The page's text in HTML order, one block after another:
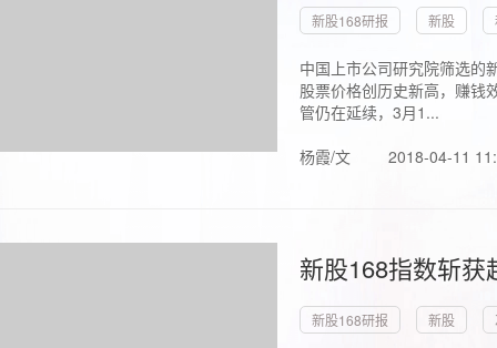
新股168研报 新股
中国上市公司研究院筛选的
股票价格创历史新高，赚钱
管仍在延续，3月1...
杨霞/文
2018-04-11
新股168指数斩
新股168研报 新股